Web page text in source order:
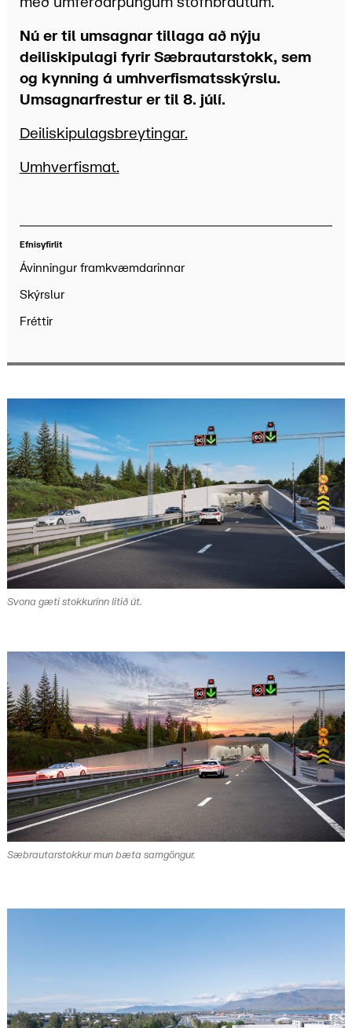
Nú er til umsagnar tillaga að nýju
deiliskipulagi fyrir Sæbrautarstokk, sem
og kynning á umhverfismatsskýrslu.
Umsagnarfrestur er til 8. júlí.
Deiliskipulagsbreytingar.
Umhverfismat.
Efnisyfirlit
Ávinningur framkvæmdarinnar
Skýrslur
Fréttir
Svona gæti stokkurinn litið út.
Sæbrautarstokkur mun bæta samgöngur.